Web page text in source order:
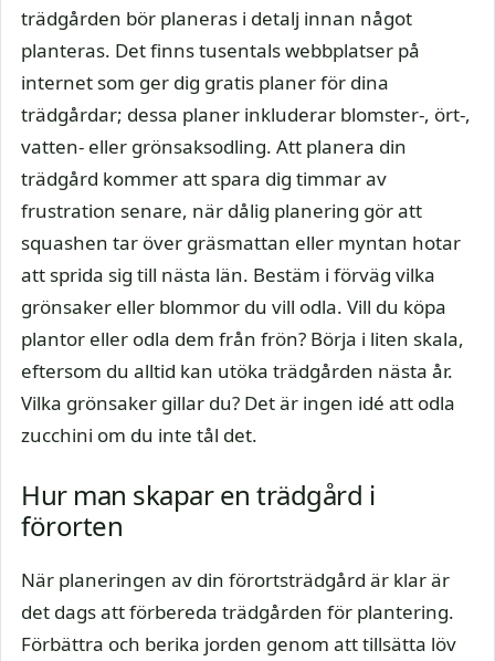
trädgården bör planeras i detalj innan något
planteras. Det finns tusentals webbplatser på
internet som ger dig gratis planer för dina
trädgårdar; dessa planer inkluderar blomster-, ört-,
vatten- eller grönsaksodling. Att planera din
trädgård kommer att spara dig timmar av
frustration senare, när dålig planering gör att
squashen tar över gräsmattan eller myntan hotar
att sprida sig till nästa län. Bestäm i förväg vilka
grönsaker eller blommor du vill odla. Vill du köpa
plantor eller odla dem från frön? Börja i liten skala,
eftersom du alltid kan utöka trädgården nästa år.
Vilka grönsaker gillar du? Det är ingen idé att odla
zucchini om du inte tål det.
Hur man skapar en trädgård i
förorten
När planeringen av din förortsträdgård är klar är
det dags att förbereda trädgården för plantering.
Förbättra och berika jorden genom att tillsätta löv